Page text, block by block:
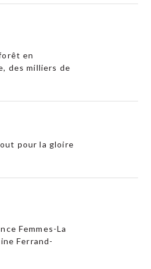
en
des milliers de
pour la gloire
Femmes-La
Ferrand-